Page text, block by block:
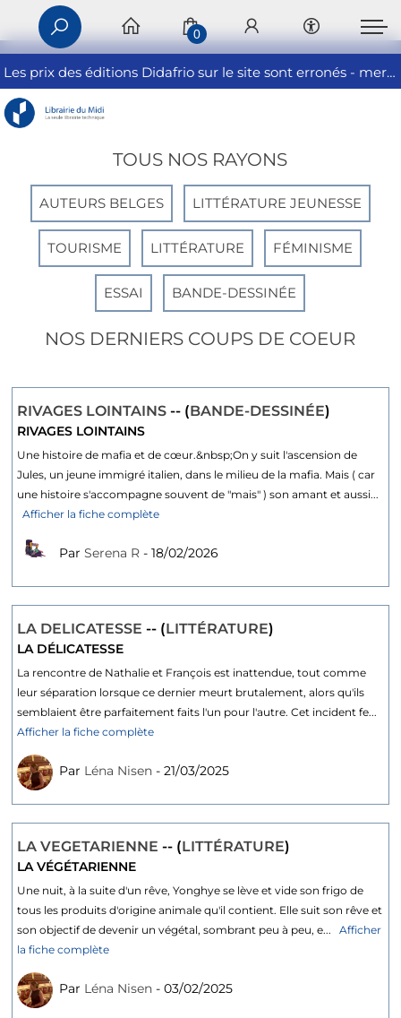
Les prix des éditions Didafrio sur le site sont erronés - merci de nous contacter
0
TOUS NOS RAYONS
AUTEURS BELGES LITTÉRATURE JEUNESSE
TOURISME LITTÉRATURE FÉMINISME
ESSAI BANDE-DESSINÉE
NOS DERNIERS COUPS DE COEUR
RIVAGES LOINTAINS-- (BANDE-DESSINÉE)
RIVAGES LOINTAINS
Une histoire de mafia et de cœur.&nbsp;On y suit l'ascension de
Jules, un jeune immigré italien, dans le milieu de la mafia. Mais ( car
une histoire s'accompagne souvent de "mais" ) son amant et aussi...
Afficher la fiche complète
ParSerena R- 18/02/2026
LA DELICATESSE-- (LITTÉRATURE)
LA DÉLICATESSE
La rencontre de Nathalie et François est inattendue, tout comme
leur séparation lorsque ce dernier meurt brutalement, alors qu'ils
semblaient être parfaitement faits l'un pour l'autre. Cet incident fe...
Afficher la fiche complète
Par Léna Nisen- 21/03/2025
LA VEGETARIENNE-- (LITTÉRATURE)
LA VÉGÉTARIENNE
Une nuit, à la suite d'un rêve, Yonghye se lève et vide son frigo de
tous les produits d'origine animale qu'il contient. Elle suit son rêve et
son objectif de devenir un végétal, sombrant peu à peu, e...
Afficher
la fiche complète
Par Léna Nisen- 03/02/2025